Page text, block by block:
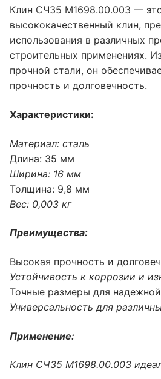
Клин CЧ35 М1698.00.003 —
высококачественный клин,
использования в различных
строительных применениях.
прочной стали, он
прочность и долговечность.
Характеристики:
Материал: сталь
Длина: 35 мм
Ширина: 16 мм
Толщина: 9,8 мм
Вес: 0,003 кг
Преимущества:
Высокая прочность и
Устойчивость к коррозии и
Точные размеры для
Универсальность для
Применение:
Клин CЧ35 М1698.00.003